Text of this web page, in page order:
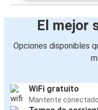
El mejor
Opciones disponibles
WiFi gratuito
Mantente